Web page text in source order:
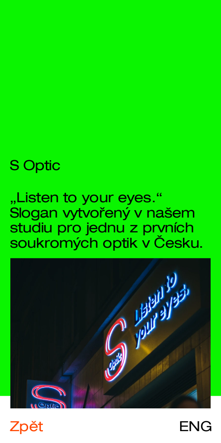
Zpět ENG
S Optic
„Listen to your eyes.“
Slogan vytvořený v našem
studiu pro jednu z prvních
soukromých optik v Česku.